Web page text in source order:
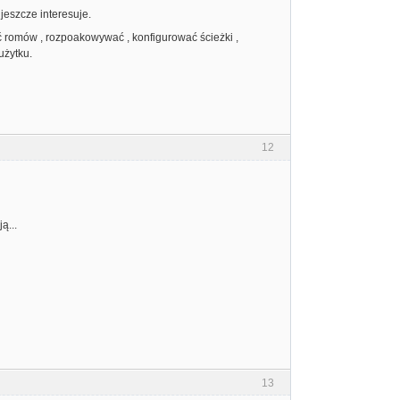
interesuje.
, rozpoakowywać , konfigurować ścieżki ,
12
13